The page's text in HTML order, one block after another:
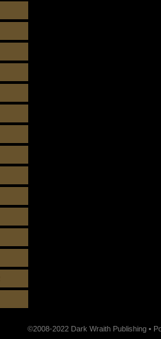
©2008-2022 Dark Wraith Publishing •